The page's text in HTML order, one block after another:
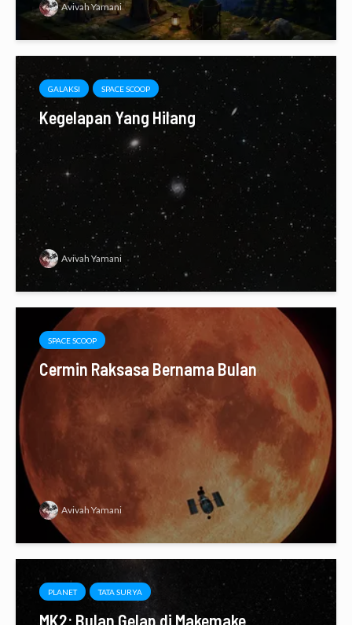
Avivah Yamani
GALAKSI SPACE SCOOP
Kegelapan Yang Hilang
Avivah Yamani
SPACE SCOOP
Cermin Raksasa Bernama Bulan
Avivah Yamani
PLANET TATA SURYA
MK2: Bulan Gelap di Makemake